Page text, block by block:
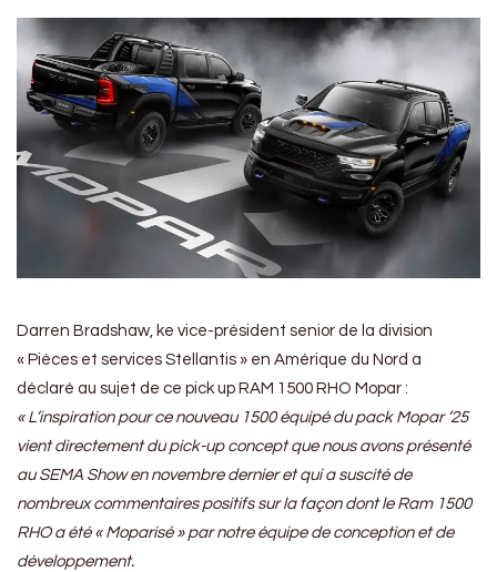
Darren Bradshaw, ke vice-président senior de la division
« Pièces et services Stellantis » en Amérique du Nord a
déclaré au sujet de ce pick up RAM 1500 RHO Mopar :
« L’inspiration pour ce nouveau 1500 équipé du pack Mopar ’25
vient directement du pick-up concept que nous avons présenté
au SEMA Show en novembre dernier et qui a suscité de
nombreux commentaires positifs sur la façon dont le Ram 1500
RHO a été « Moparisé » par notre équipe de conception et de
développement.